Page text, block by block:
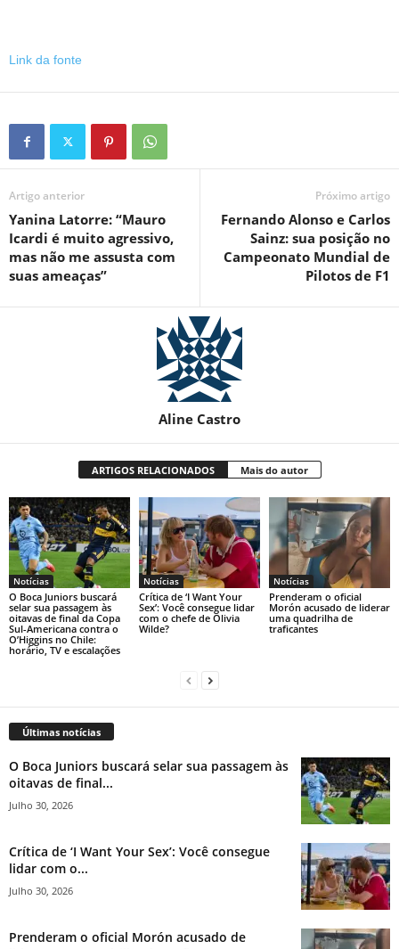
Link da fonte
Artigo anterior
Yanina Latorre: “Mauro
Icardi é muito agressivo,
mas não me assusta com
suas ameaças”
Próximo artigo
Fernando Alonso e Carlos
Sainz: sua posição no
Campeonato Mundial de
Pilotos de F1
Aline Castro
ARTIGOS RELACIONADOS Mais do autor
Notícias
O Boca Juniors buscará
selar sua passagem às
oitavas de final da Copa
Sul-Americana contra o
O’Higgins no Chile:
horário, TV e escalações
Notícias
Crítica de ‘I Want Your
Sex’: Você consegue lidar
com o chefe de Olivia
Wilde?
Notícias
Prenderam o oficial
Morón acusado de liderar
uma quadrilha de
traficantes
Últimas notícias
O Boca Juniors buscará selar sua passagem às
oitavas de final...
Julho 30, 2026
Crítica de ‘I Want Your Sex’: Você consegue
lidar com o...
Julho 30, 2026
Prenderam o oficial Morón acusado de